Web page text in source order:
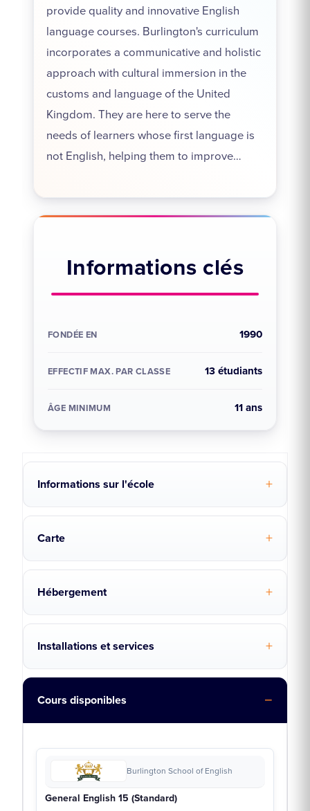
provide quality and innovative English
language courses. Burlington's curriculum
incorporates a communicative and holistic
approach with cultural immersion in the
customs and language of the United
Kingdom. They are here to serve the
needs of learners whose first language is
not English, helping them to improve…
Informations clés
FONDÉE EN 1990
EFFECTIF MAX. PAR CLASSE 13 étudiants
ÂGE MINIMUM 11 ans
Informations sur l'école
Carte
Hébergement
Installations et services
Cours disponibles
Burlington School of English
General English 15 (Standard)